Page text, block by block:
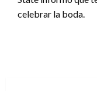
celebrar la boda.